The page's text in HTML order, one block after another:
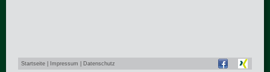
Startseite Impressum Datenschutz